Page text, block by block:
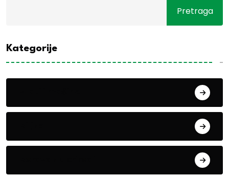
Pretraga
Kategorije